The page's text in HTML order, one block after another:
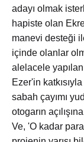
adayı olmak
hapiste olan
manevi desteği
içinde olanlar
alelacele
Ezer'in
sabah çayımı
otogarın
Ve, 'O kadar